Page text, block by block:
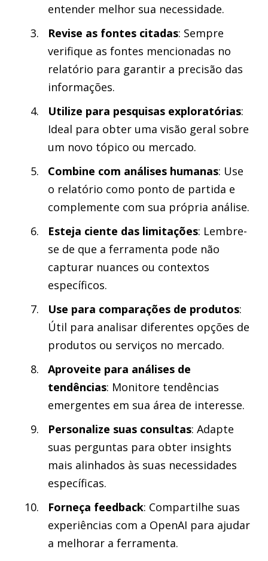
entender melhor sua necessidade.
Revise as fontes citadas: Sempre
verifique as fontes mencionadas no
relatório para garantir a precisão das
informações.
Utilize para pesquisas exploratórias:
Ideal para obter uma visão geral sobre
um novo tópico ou mercado.
Combine com análises humanas: Use
o relatório como ponto de partida e
complemente com sua própria análise.
Esteja ciente das limitações: Lembre-
se de que a ferramenta pode não
capturar nuances ou contextos
específicos.
Use para comparações de produtos:
Útil para analisar diferentes opções de
produtos ou serviços no mercado.
Aproveite para análises de
tendências: Monitore tendências
emergentes em sua área de interesse.
Personalize suas consultas: Adapte
suas perguntas para obter insights
mais alinhados às suas necessidades
específicas.
Forneça feedback: Compartilhe suas
experiências com a OpenAI para ajudar
a melhorar a ferramenta.